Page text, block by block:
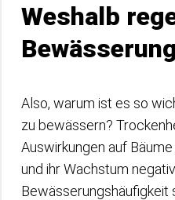
Weshalb
Also, warum ist es so
zu bewässern?
Auswirkungen auf
und ihr Wachstum